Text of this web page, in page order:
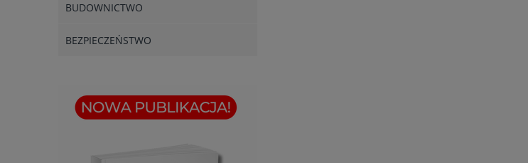
BUDOWNICTWO
BEZPIECZEŃSTWO